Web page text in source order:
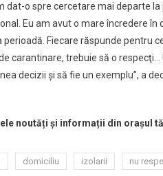
dat-o spre cercetare mai departe
Eu am avut o mare încredere în
Fiecare răspunde pentru
carantinare, trebuie să o
decizii şi să fie un exemplu”, a
noutăți și informații din orașul
domiciliu izolarii nu